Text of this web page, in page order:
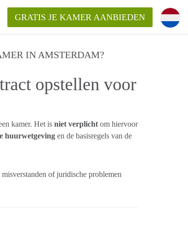
woonruimte (kamer) in
Amsterdam?
kamer in Amsterdam en wat
GRATIS JE KAMER AANBIEDEN
IN AMSTERDAM?
opstellen voor
kamer. Het is niet verplichtom hiervoor
huurwetgevingen de basisregels van de
of juridische problemen